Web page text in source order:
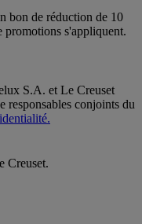
bon de réduction de 10
promotions s'appliquent.
S.A. et Le Creuset
responsables conjoints du
Creuset.